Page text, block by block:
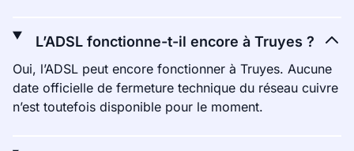
L’ADSL fonctionne-t-il encore à Truyes ?
Oui, l’ADSL peut encore fonctionner à Truyes. Aucune
date officielle de fermeture technique du réseau cuivre
n’est toutefois disponible pour le moment.